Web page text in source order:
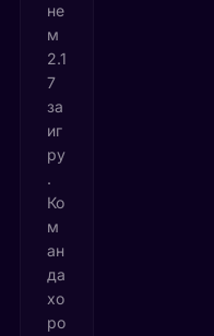
не
м
2.1
7
за
иг
ру
.
Ко
м
ан
да
хо
ро